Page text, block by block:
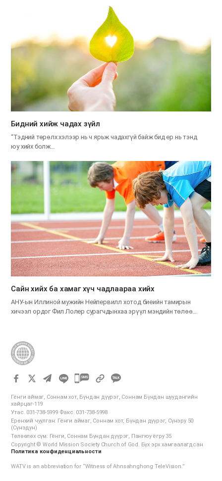
​Бидний хийж чадах зүйл
“Тэдний төрөлх хэлээр нь ч ярьж чадахгүй байж бид ер нь тэнд
юу хийх болж…
Сайн хийх ба хамаг хүч чадлаараа хийх
АНУ-ын Иллиной мужийн Нейпервилл хотод биеийн тамирын
хичээл ордог Фил Лолер сурагчдынхаа эрүүл мэндийн төлөө…
카
유
기
Гёнги аймаг, Соннам хот, Бүндан дүүрэг, Соннам Бүндан шуудангийн
хайрцаг-119
Утас. 031-738-5999 Факс. 031-738-5998
Ерөнхий чуулган: Гёнги аймаг, Соннам хот, Бүндан дүүрэг, Сүнэру 50
(Сүнэдун)
Төлөөлөх сүм: Гёнги, Соннам Бүндан дүүрэг, Пангюу ёгру 35
Copyright © World Mission Society Church of God. Бүх эрх хамгаалагдсан
Политика конфиденциальности
WATV is an abbreviation for “Witness of Ahnsahnghong TeleVision.”